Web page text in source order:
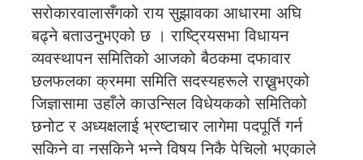
सरोकारवालासँगको राय सुझावका आधारमा अघि
बढ्ने बताउनुभएको छ । राष्ट्रियसभा विधायन
व्यवस्थापन समितिको आजको बैठकमा दफावार
छलफलका क्रममा समिति सदस्यहरूले राख्नुभएको
जिज्ञासामा उहाँले काउन्सिल विधेयकको समितिको
छनोट र अध्यक्षलाई भ्रष्टाचार लागेमा पदपूर्ति गर्न
सकिने वा नसकिने भन्ने विषय निकै पेचिलो भएकाले